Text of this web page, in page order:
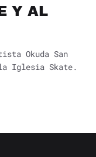
Y AL
Okuda San
Iglesia Skate.